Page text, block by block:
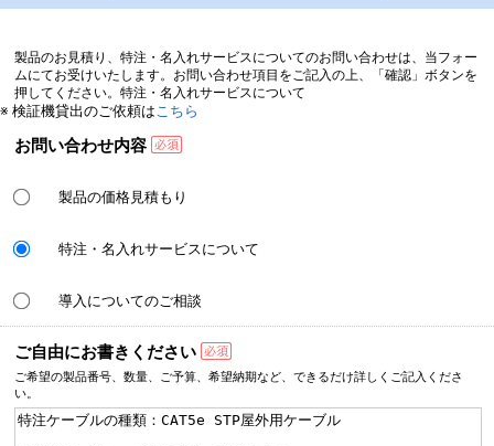
製品のお見積り、特注・名入れサービスについてのお問い合わせは、当フォー
ムにてお受けいたします。お問い合わせ項目をご記入の上、「確認」ボタンを
押してください。特注・名入れサービスについて
※ 検証機貸出のご依頼は こちら
お問い合わせ内容
製品の価格見積もり
特注・名入れサービスについて
導入についてのご相談
ご自由にお書きください
ご希望の製品番号、数量、 ご予算、希望納期など、できるだけ詳しく ご記入くださ
い。